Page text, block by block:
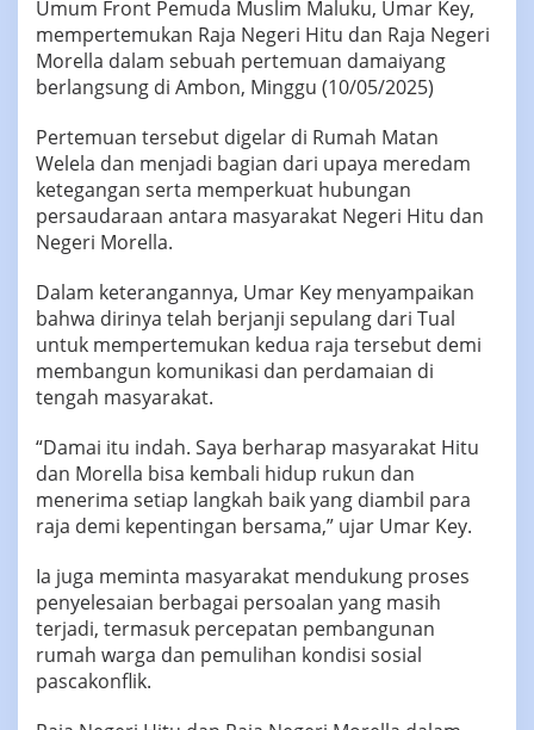
Umum Front Pemuda Muslim Maluku, Umar Key,
mempertemukan Raja Negeri Hitu dan Raja Negeri
Morella dalam sebuah pertemuan damaiyang
berlangsung di Ambon, Minggu (10/05/2025)
Pertemuan tersebut digelar di Rumah Matan
Welela dan menjadi bagian dari upaya meredam
ketegangan serta memperkuat hubungan
persaudaraan antara masyarakat Negeri Hitu dan
Negeri Morella.
Dalam keterangannya, Umar Key menyampaikan
bahwa dirinya telah berjanji sepulang dari Tual
untuk mempertemukan kedua raja tersebut demi
membangun komunikasi dan perdamaian di
tengah masyarakat.
“Damai itu indah. Saya berharap masyarakat Hitu
dan Morella bisa kembali hidup rukun dan
menerima setiap langkah baik yang diambil para
raja demi kepentingan bersama,” ujar Umar Key.
Ia juga meminta masyarakat mendukung proses
penyelesaian berbagai persoalan yang masih
terjadi, termasuk percepatan pembangunan
rumah warga dan pemulihan kondisi sosial
pascakonflik.